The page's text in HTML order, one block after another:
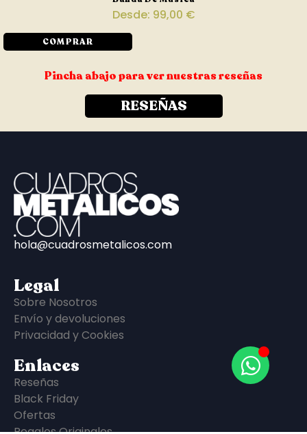
Desde: 99,00 €
COMPRAR
Pincha abajo para ver nuestras reseñas
RESEÑAS
hola@cuadrosmetalicos.com
Legal
Sobre Nosotros
Envío y devoluciones
Privacidad y Cookies
Enlaces
Reseñas
Black Friday
Ofertas